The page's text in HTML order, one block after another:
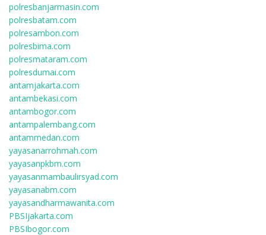
polresbanjarmasin.com
polresbatam.com
polresambon.com
polresbima.com
polresmataram.com
polresdumai.com
antamjakarta.com
antambekasi.com
antambogor.com
antampalembang.com
antammedan.com
yayasanarrohmah.com
yayasanpkbm.com
yayasanmambaulirsyad.com
yayasanabm.com
yayasandharmawanita.com
PBSIjakarta.com
PBSIbogor.com